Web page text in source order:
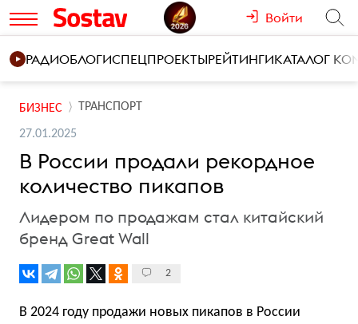
Войти
РАДИОБЛОГИСПЕЦПРОЕКТЫРЕЙТИНГИКАТАЛОГ
БИЗНЕС ТРАНСПОРТ
27.01.2025
В России продали рекордное
количество пикапов
Лидером по продажам стал китайский
бренд Great Wall
2
В 2024 году продажи новых пикапов в России